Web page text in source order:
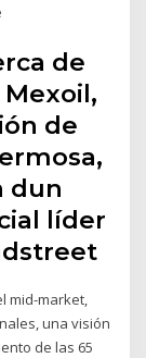
de
de
dun
líder
mid-market,
una visión
de las 65